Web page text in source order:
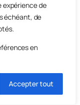
expérience de
échéant, de
en
Accepter tout
on a une
on a une